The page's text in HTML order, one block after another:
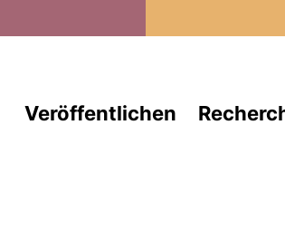
Veröffentlichen